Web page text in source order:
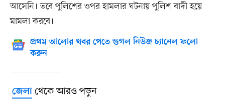
আসেনি। তবে পুলিশের ওপর হামলার ঘটনায় পুলিশ বাদী হয়ে
মামলা করবে।
প্রথম আলোর খবর পেতে গুগল নিউজ চ্যানেল ফলো
করুন
জেলাথেকে আরও পড়ুন